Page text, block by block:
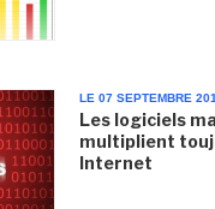
LE 07 SEPTEMBRE
Les logiciels
multiplient
Internet